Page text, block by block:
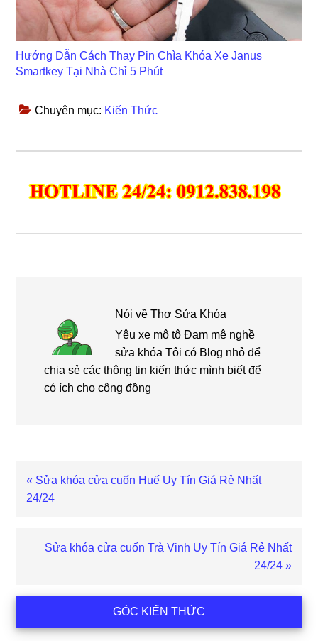
Hướng Dẫn Cách Thay Pin Chìa Khóa Xe Janus
Smartkey Tại Nhà Chỉ 5 Phút
Chuyên mục: Kiến Thức
Nói vềThợ Sửa Khóa
Yêu xe mô tô Đam mê nghề
sửa khóa Tôi có Blog nhỏ để
chia sẻ các thông tin kiến thức mình biết để
có ích cho cộng đồng
Bài
viết
« Sửa khóa cửa cuốn Huế Uy Tín Giá Rẻ Nhất
24/24
Bài
Sửa khóa cửa cuốn Trà Vinh Uy Tín Giá Rẻ Nhất
24/24 »
chính
GÓC KIẾN THỨC